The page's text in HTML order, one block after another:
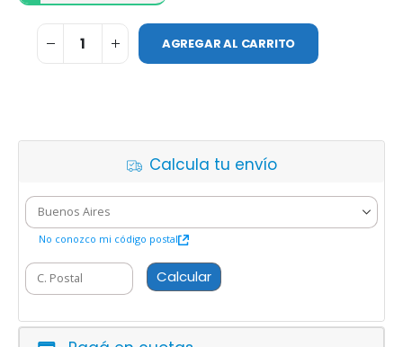
AGREGAR AL CARRITO
Calcula tu envío
No conozco mi código postal
Calcular